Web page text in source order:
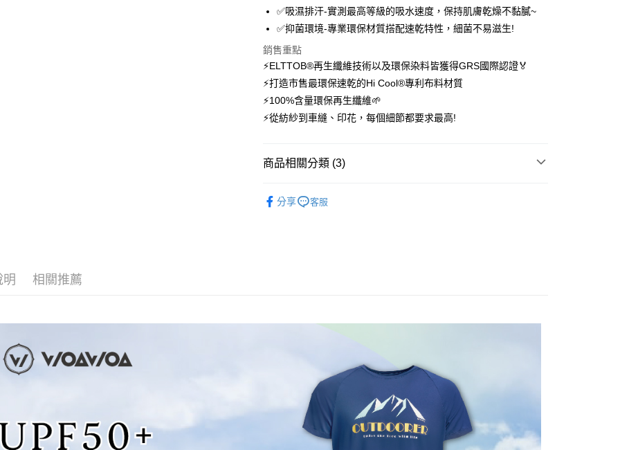
國泰世華商業銀行
兆豐國際商業銀行
臺灣中小企業銀行
台中商業銀行
匯豐（台灣）商業銀行
聯邦商業銀行
遠東國際商業銀行
玉山商業銀行
星展（台灣）商業銀行
台新國際商業銀行
台灣樂天信用卡公司
華南商業銀行
彰化商業銀行
上海商業儲蓄銀行
台北富邦商業銀行
臺灣中小企業銀行
匯豐（台灣）商業銀行
華泰商業銀行
聯邦商業銀行
遠東國際商業銀行
元大商業銀行
台新國際商業銀行
中國信託商業銀行
合作金庫商業銀行
第一商業銀行
華南商業銀行
彰化商業銀行
上海商業儲蓄銀行
國泰世華商業銀行
臺灣中小企業銀行
台中商業銀行
匯豐（台灣）商業銀行
華泰商業銀行
聯邦商業銀行
元大商業銀行
永豐商業銀行
台灣樂天信用卡公司
24 期 0 利率 每期NT$72 20家銀行
合作金庫商業銀行
第一商業銀行
華南商業銀行
上海商業儲蓄銀行
台北富邦商業銀行
兆豐國際商業銀行
臺灣中小企業銀行
華泰商業銀行
遠東國際商業銀行
元大商業銀行
中國信託商業銀行
LINE Pay
Apple Pay
悠遊付
相關說明
【大哥付你分期使用說明】
2.付款方式選擇「大哥付你分期」，訂單成立後會自動跳轉到大哥付的交易
流程，驗證手機門號後，選擇欲分期的期數、繳款截止日，確認付款後即
帳／街口支付／iPASS MONEY」等通路繳費。
1.本服務係由「台灣大哥大股份有限公司」（以下簡稱本公司）所提供，讓
用戶於交易時，得透過本服務購買商品或服務，並由商店將買賣／分期付
款買賣價金債權讓與本公司後，依約使用本公司帳單繳交帳款。
2.基於同意付款使用「大哥付你分期」之契約關係目的，商店將以您的個人
資料（包含姓名、電話或地址）提供予台灣大哥大進項蒐集、處理及利
用，由本公司與您本人進行分期帳單所需資料之確認、核對及更正。
3.完整用戶服務條款，請詳閱以下連結：
https://oppay.tw/userRule
相關說明
【關於「AFTEE先享後付」】
付」結帳頁面，進行簡訊認證並確認金額後，即可完成結帳。
２．訂單成立數日內，您將收到繳費通知簡訊。
※ 請注意：結帳手續完成當下不需立刻繳費，但若您需要取消訂單，請聯
絡購買商品的店家。未經商家同意取消之訂單仍視為有效，需透過AFTEE
先享後付繳納相關費用。
※ 交易是否成功請以「AFTEE先享後付 」之結帳頁面顯示為準，若有關於
是否繳費成功／繳費後需取消欲退款等相關疑問，請聯繫「AFTEE先享後
付客戶支援中心」
https://netprotections.freshdesk.com/support/home
7-11取貨付款
每筆NT$100，滿NT$1,000(含以上)免運費
付款後7-11取貨
每筆NT$100，滿NT$1,000(含以上)免運費
✅吸濕排汗-實測最高等級的吸水速度，保持肌膚乾燥不黏膩~
✅抑菌環境-專業環保材質搭配速乾特性，細菌不易滋生!
銷售重點
⚡ELTTOB®再生纖維技術以及環保染料皆獲得GRS國際認證🏅
⚡打造市售最環保速乾的Hi Cool®專利布料材質
⚡100%含量環保再生纖維🌱
⚡從紡紗到車縫、印花，每個細節都要求最高!
商品相關分類 (3)
UPF50+
分享 客服
明 相關推薦